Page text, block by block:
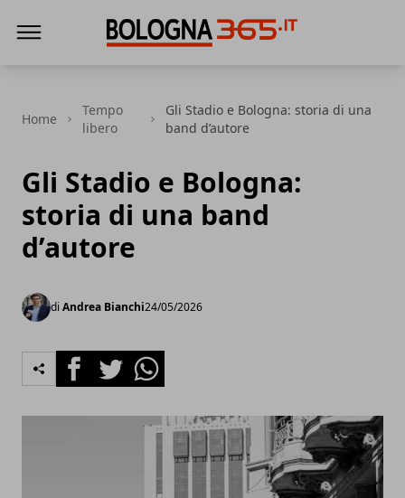
Home
Tempo
libero
Gli Stadio e Bologna: storia di una
band d’autore
Gli Stadio e Bologna:
storia di una band
d’autore
di Andrea Bianchi24/05/2026
FacebookTwitterWhatsapp